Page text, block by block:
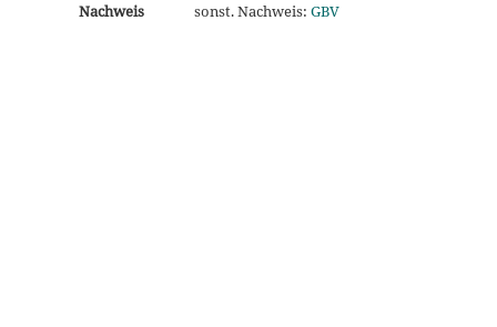
Nachweis
sonst. Nachweis: GBV